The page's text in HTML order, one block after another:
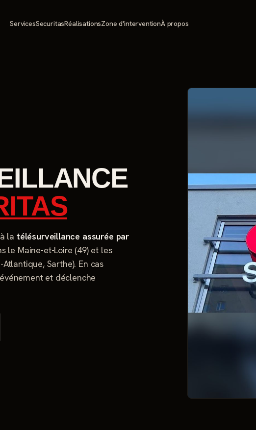
ServicesSecuritasRéalisationsZone d'interventionÀ propos
la télésurveillance assurée par
le Maine-et-Loire (49) et les
Sarthe). En cas
et déclenche